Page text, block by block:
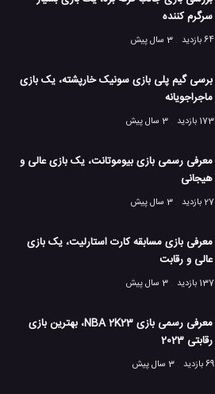
سرگرم کننده
64 بازدید
3 سال پیش
برسی گیم پلی بازی سونیک خارپشته، یک بازی
ماجراجویانه
173 بازدید
3 سال پیش
معرفی رسمی بازی بیوموتانت، یک بازی عالی و
هیجانی
27 بازدید
3 سال پیش
معرفی بازی مسابقه کارت استارلیت، یک بازی
عالی و رقابت
137 بازدید
3 سال پیش
معرفی رسمی بازی NBA 2K23، بهترین بازی
رقابتی 2023
69 بازدید
3 سال پیش